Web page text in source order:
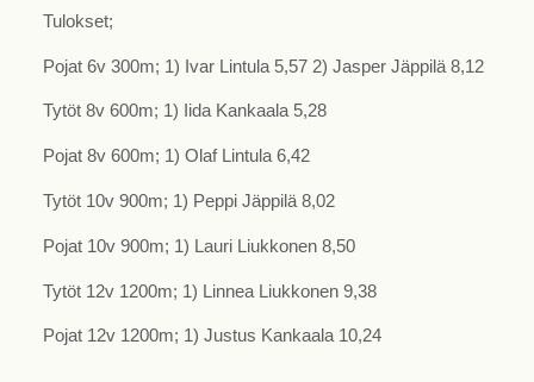
Tulokset;
Pojat 6v 300m; 1) Ivar Lintula 5,57 2) Jasper Jäppilä 8,12
Tytöt 8v 600m; 1) Iida Kankaala 5,28
Pojat 8v 600m; 1) Olaf Lintula 6,42
Tytöt 10v 900m; 1) Peppi Jäppilä 8,02
Pojat 10v 900m; 1) Lauri Liukkonen 8,50
Tytöt 12v 1200m; 1) Linnea Liukkonen 9,38
Pojat 12v 1200m; 1) Justus Kankaala 10,24